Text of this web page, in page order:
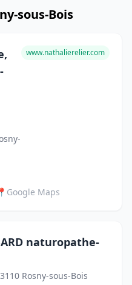
sous-Bois
www.nathalierelier.com
📍 Google Maps
naturopathe-
Rosny-sous-Bois